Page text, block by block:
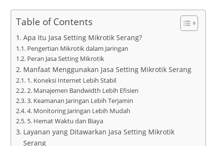
Table of Contents
Apa Itu Jasa Setting Mikrotik Serang?
Pengertian Mikrotik dalam Jaringan
Peran Jasa Setting Mikrotik
Manfaat Menggunakan Jasa Setting Mikrotik Serang
1. Koneksi Internet Lebih Stabil
2. Manajemen Bandwidth Lebih Efisien
3. Keamanan Jaringan Lebih Terjamin
4. Monitoring Jaringan Lebih Mudah
5. Hemat Waktu dan Biaya
Layanan yang Ditawarkan Jasa Setting Mikrotik
Serang